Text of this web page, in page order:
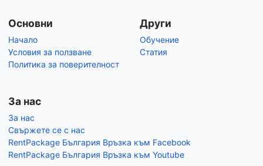
Основни
Начало
Условия за ползване
Политика за поверителност
Други
Обучение
Статия
За нас
За нас
Свържете се с нас
RentPackage България Връзка към Facebook
RentPackage България Връзка към Youtube